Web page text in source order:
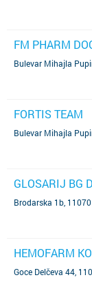
FM PHARM
Bulevar Mihajla
FORTIS TEAM
Bulevar Mihajla
GLOSARIJ BG
Brodarska 1b, 11070
HEMOFARM
Goce Delčeva 44,